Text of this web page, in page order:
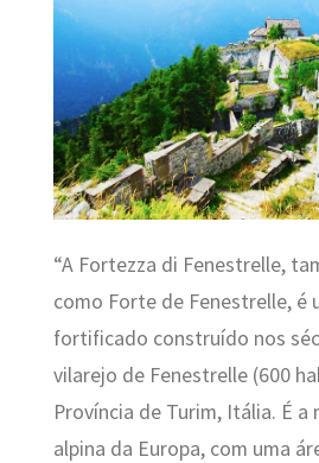
“A Fortezza di Fenestrelle,
como Forte de Fenestrelle, é
fortificado construído nos
vilarejo de Fenestrelle (600
Província de Turim, Itália. É
alpina da Europa, com uma